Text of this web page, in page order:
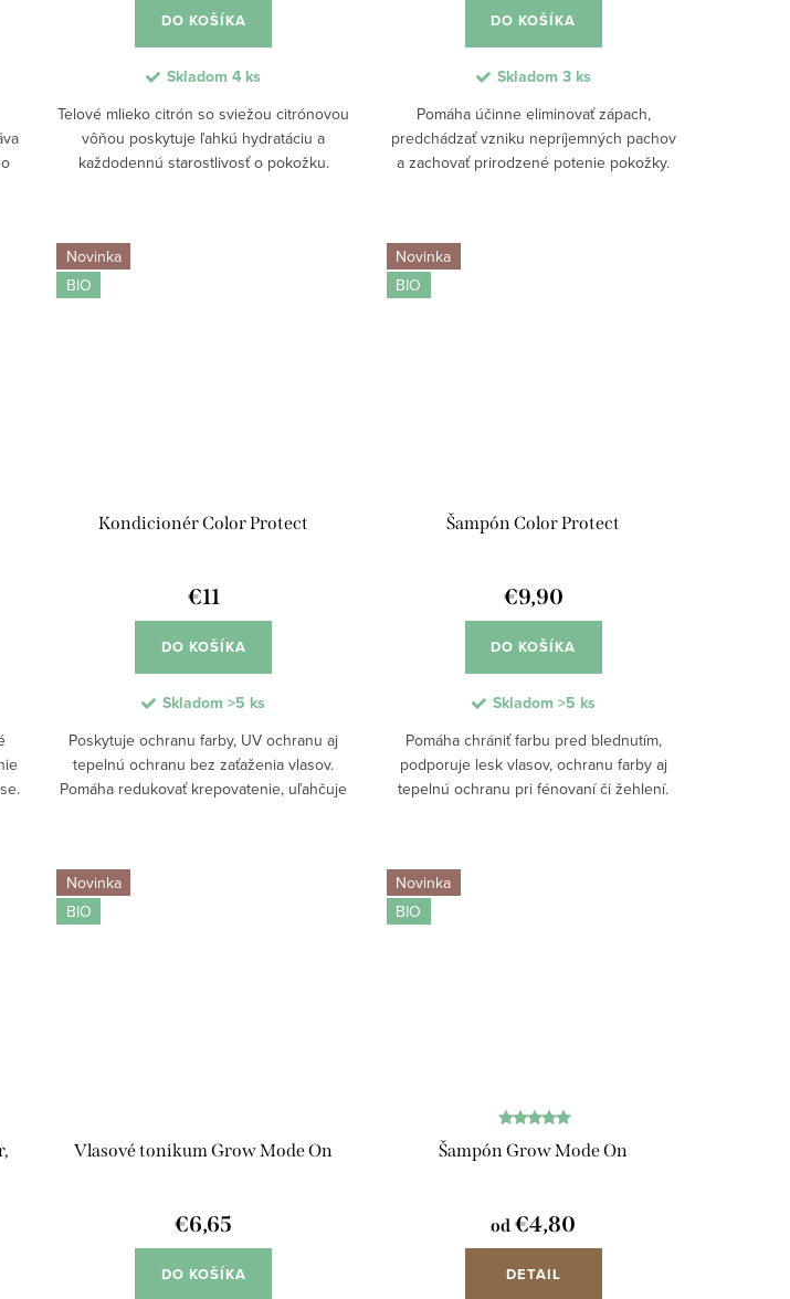
DO KOŠÍKA
Skladom4 ks
Telové mlieko citrón so sviežou citrónovou
vôňou poskytuje ľahkú hydratáciu a
každodennú starostlivosť o pokožku.
DO KOŠÍKA
Skladom 3 ks
Pomáha účinne eliminovať zápach,
predchádzať vzniku nepríjemných pachov
a zachovať prirodzené potenie pokožky.
Novinka
BIO
Kondicionér Color Protect
€11
DO KOŠÍKA
Skladom>5 ks
Poskytuje ochranu farby, UV ochranu aj
tepelnú ochranu bez zaťaženia vlasov.
Pomáha redukovať krepovatenie, uľahčuje
Novinka
BIO
Šampón Color Protect
€9,90
DO KOŠÍKA
Skladom >5 ks
Pomáha chrániť farbu pred blednutím,
podporuje lesk vlasov, ochranu farby aj
tepelnú ochranu pri fénovaní či žehlení.
Novinka
BIO
Vlasové tonikum Grow Mode On
€6,65
DO KOŠÍKA
Novinka
BIO
Šampón Grow Mode On
od €4,80
DETAIL